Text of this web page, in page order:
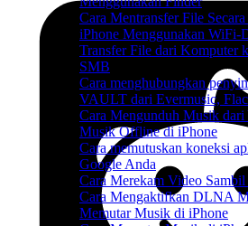
Cara Mentransfer File
iPhone Menggunakan WiFi-
Transfer File dari Komputer
SMB
Cara menghubungkan
VAULT dari Evermusic,
Cara Mengunduh Musik
Musik Offline di iPhone
Cara memutuskan koneksi
Google Anda
Cara Merekam Video
Cara Mengaktifkan DLNA
Memutar Musik di iPhone